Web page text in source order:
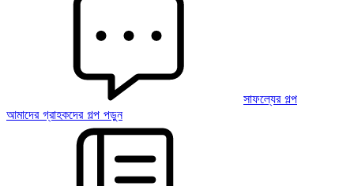
সাফল্যের গল্প
আমাদের গ্রাহকদের গল্প পড়ুন